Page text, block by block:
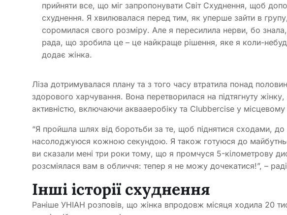
прийняти все, що міг запропонувати Світ Схуднення, щоб
схуднення. Я хвилювалася перед тим, як уперше зайти в
соромилася свого розміру. Але я пересилила нерви, бо
рада, що зробила це – це найкраще рішення, яке я коли-
додає жінка.
Ліза дотримувалася плану та з того часу втратила понад
здорового харчування. Вона перетворилася на підтягнуту
активністю, включаючи аквааеробіку та Clubbercise у місцевому
“Я пройшла шлях від боротьби за те, щоб піднятися сходами,
насолоджуюся кожною секундою. Я також готуюся до
ви сказали мені три роки тому, що я промчуся 5-кілометрову
розсміялася вам в обличчя: тепер я не можу дочекатися!”, –
Інші історії схуднення
Раніше УНІАН розповів, що жінка впродовж місяця ходила 20